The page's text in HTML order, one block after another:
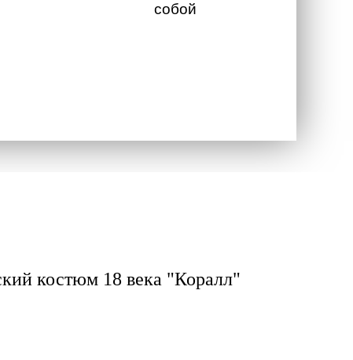
собой
костюм 18 века "Коралл"